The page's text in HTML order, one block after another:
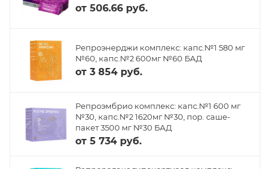
от 506.66 руб.
Репроэнерджи комплекс: капс.№1 580 мг
№60, капс.№2 600мг №60 БАД
от 3 854 руб.
Репроэмбрио комплекс: капс.№1 600 мг
№30, капс.№2 1620мг №30, пор. саше-
пакет 3500 мг №30 БАД
от 5 734 руб.